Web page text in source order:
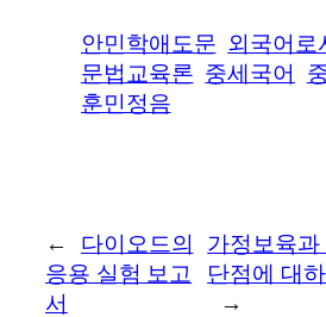
안민학애도문 외국어로
문법교육론 중세국어
훈민정음
←
다이오드의
응용 실험 보고
서
가정보육
단점에 대
→